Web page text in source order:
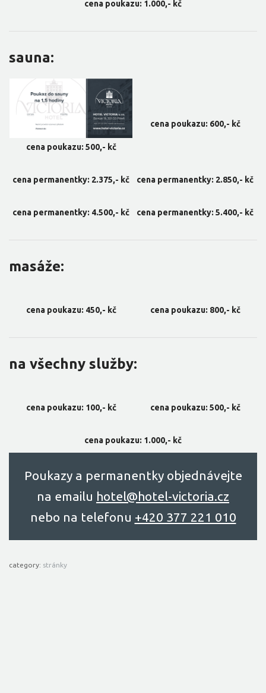
cena poukazu: 1.000,- kč
sauna:
cena poukazu: 500,- kč
cena poukazu: 600,- kč
cena permanentky: 2.375,- kč cena permanentky: 2.850,- kč
cena permanentky: 4.500,- kč cena permanentky: 5.400,- kč
masáže:
cena poukazu: 450,- kč cena poukazu: 800,- kč
na všechny služby:
cena poukazu: 100,- kč cena poukazu: 500,- kč
cena poukazu: 1.000,- kč
Poukazy a permanentky objednávejte
na emailu hоtel@hоtel-victоriа.cz
nebo na telefonu +420 377 221 010
category: stránky